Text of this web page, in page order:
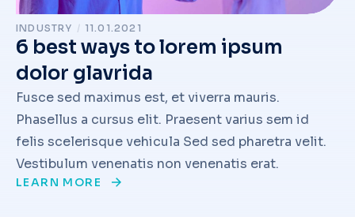
INDUSTRY / 11.01.2021
6 best ways to lorem ipsum
dolor glavrida
Fusce sed maximus est, et viverra mauris.
Phasellus a cursus elit. Praesent varius sem id
felis scelerisque vehicula Sed sed pharetra velit.
Vestibulum venenatis non venenatis erat.
LEARN MORE